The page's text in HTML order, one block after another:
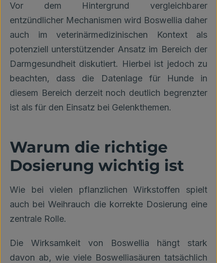
Vor dem Hintergrund vergleichbarer
entzündlicher Mechanismen wird Boswellia daher
auch im veterinärmedizinischen Kontext als
potenziell unterstützender Ansatz im Bereich der
Darmgesundheit diskutiert. Hierbei ist jedoch zu
beachten, dass die Datenlage für Hunde in
diesem Bereich derzeit noch deutlich begrenzter
ist als für den Einsatz bei Gelenkthemen.
Warum die richtige
Dosierung wichtig ist
Wie bei vielen pflanzlichen Wirkstoffen spielt
auch bei Weihrauch die korrekte Dosierung eine
zentrale Rolle.
Die Wirksamkeit von Boswellia hängt stark
davon ab, wie viele Boswelliasäuren tatsächlich